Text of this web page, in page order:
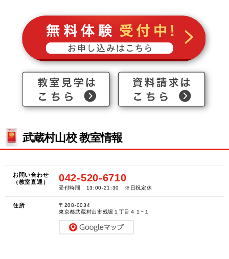
武蔵村山校 教室情報
お問い合わせ
（教室直通）
042-520-6710
受付時間 13:00-21:30 ※日祝定休
住所
〒208-0034
東京都武蔵村山市残堀１丁目４１−１